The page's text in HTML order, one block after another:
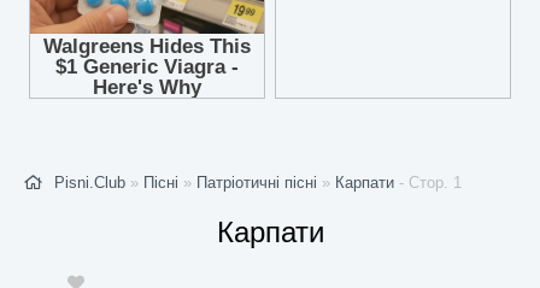
Pisni.Club » Пісні » Патріотичні пісні » Карпати - Стор. 1
Карпати